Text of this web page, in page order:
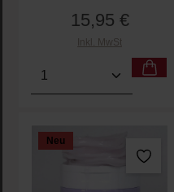
Regulärer Preis:
15,95 €
Inkl. MwSt
Produkt Anzahl: Gib
Neu